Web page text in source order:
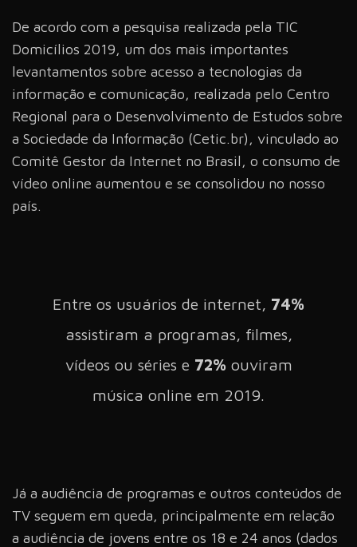
De acordo com a pesquisa realizada pela TIC
Domicílios 2019, um dos mais importantes
levantamentos sobre acesso a tecnologias da
informação e comunicação, realizada pelo Centro
Regional para o Desenvolvimento de Estudos sobre
a Sociedade da Informação (Cetic.br), vinculado ao
Comitê Gestor da Internet no Brasil, o consumo de
vídeo online aumentou e se consolidou no nosso
país.
Entre os usuários de internet,
74%
assistiram a programas, filmes,
vídeos ou séries e 72% ouviram
música online em 2019.
Já a audiência de programas e outros conteúdos de
TV seguem em queda, principalmente em relação
a audiência de jovens entre os 18 e 24 anos (dados